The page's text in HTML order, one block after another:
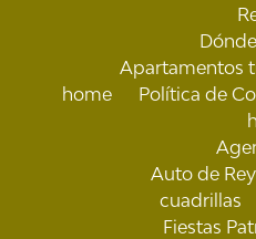
Apartamentos
home
Política de
Auto de
cuadrillas
Fiestas